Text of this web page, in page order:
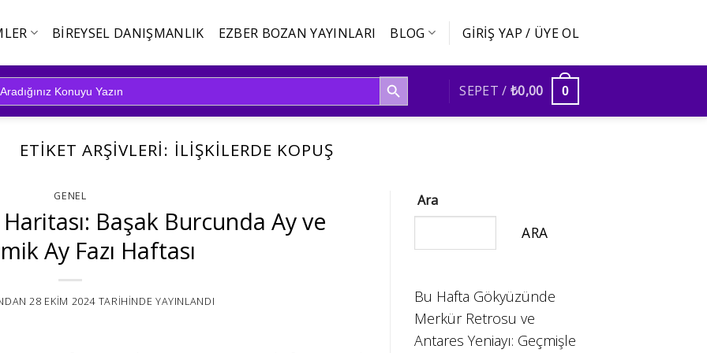
BIREYSEL DANIŞMANLIK EZBER BOZAN YAYINLARI BLOG GIRIŞ YAP / ÜYE OL
SEARCH BUTTON
SEPET / ₺0,00 0
ETIKET ARŞIVLERI: İLIŞKILERDE KOPUŞ
GENEL
Başak Burcunda Ay ve
Ay Fazı Haftası
28 EKIM 2024 TARIHINDE YAYINLANDI
Ara
ARA
Bu Hafta Gökyüzünde
Merkür Retrosu ve
Antares Yeniayı: Geçmişle